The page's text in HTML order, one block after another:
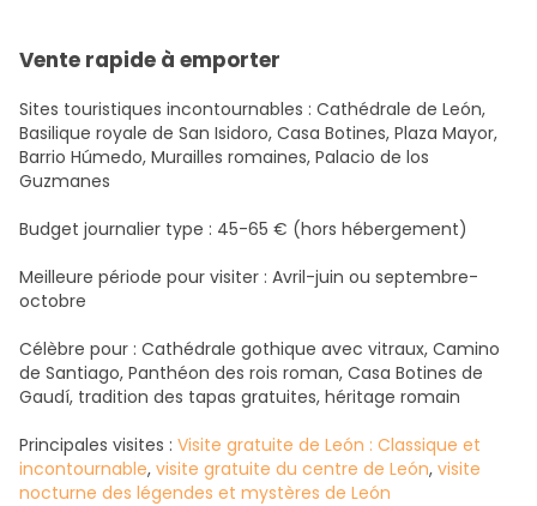
Vente rapide à emporter
Sites touristiques incontournables : Cathédrale de León,
Basilique royale de San Isidoro, Casa Botines, Plaza Mayor,
Barrio Húmedo, Murailles romaines, Palacio de los
Guzmanes
Budget journalier type : 45-65 € (hors hébergement)
Meilleure période pour visiter : Avril-juin ou septembre-
octobre
Célèbre pour : Cathédrale gothique avec vitraux, Camino
de Santiago, Panthéon des rois roman, Casa Botines de
Gaudí, tradition des tapas gratuites, héritage romain
Principales visites : Visite gratuite de León : Classique et
incontournable, visite gratuite du centre de León, visite
nocturne des légendes et mystères de León